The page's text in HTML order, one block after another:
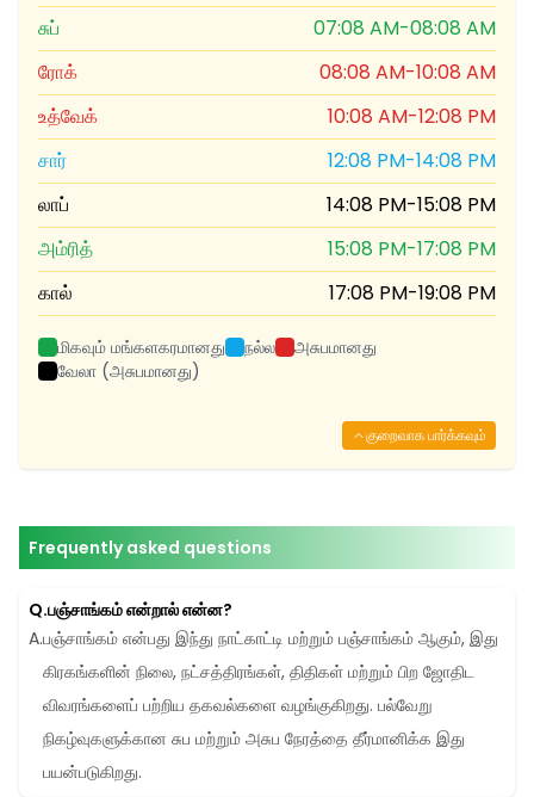
சுப்
07:08 AM-08:08 AM
ரோக்
08:08 AM-10:08 AM
உத்வேக்
10:08 AM-12:08 PM
சார்
12:08 PM-14:08 PM
லாப்
14:08 PM-15:08 PM
அம்ரித்
15:08 PM-17:08 PM
கால்
17:08 PM-19:08 PM
மிகவும் மங்களகரமானது நல்ல
அசுபமானது
வேலா (அசுபமானது)
குறைவாக பார்க்கவும்
Frequently asked questions
Q.பஞ்சாங்கம் என்றால் என்ன?
A.பஞ்சாங்கம் என்பது இந்து நாட்காட்டி மற்றும் பஞ்சாங்கம் ஆகும், இது
கிரகங்களின் நிலை, நட்சத்திரங்கள், திதிகள் மற்றும் பிற ஜோதிட
விவரங்களைப் பற்றிய தகவல்களை வழங்குகிறது. பல்வேறு
நிகழ்வுகளுக்கான சுப மற்றும் அசுப நேரத்தை தீர்மானிக்க இது
பயன்படுகிறது.